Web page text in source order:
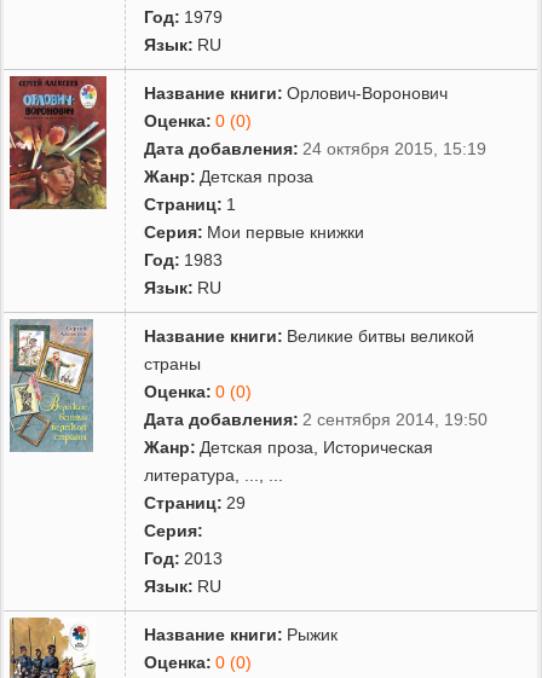
Год: 1979
Язык: RU
Название книги: Орлович-Воронович
Оценка: 0 (0)
Дата добавления: 24 октября 2015, 15:19
Жанр: Детская проза
Страниц: 1
Серия: Мои первые книжки
Год: 1983
Язык: RU
Название книги: Великие битвы великой
страны
Оценка: 0 (0)
Дата добавления: 2 сентября 2014, 19:50
Жанр: Детская проза
Историческая
литература
Страниц: 29
Серия:
Год: 2013
Язык: RU
Название книги: Рыжик
Оценка: 0 (0)